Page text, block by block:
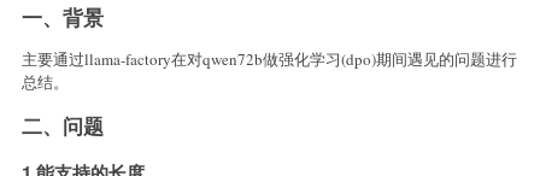
一、背景
主要通过llama-factory在对qwen72b做强化学习(dpo)期间遇见的问题进行
总结。
二、问题